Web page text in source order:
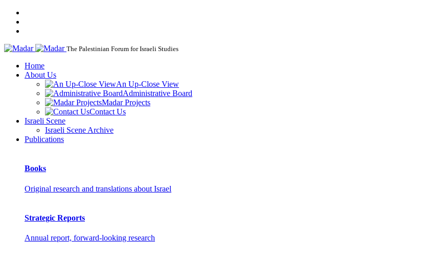
The Palestinian Forum for Israeli Studies
Home
About Us
An Up-Close View
Administrative Board
Madar Projects
Contact Us
Israeli Scene
Israeli Scene Archive
Publications
Books
Original research and translations about Israel
Strategic Reports
Annual report, forward-looking research